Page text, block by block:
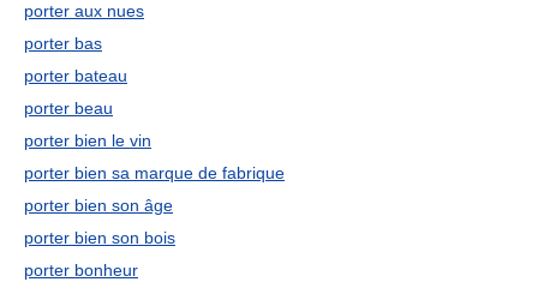
porter aux nues
porter bas
porter bateau
porter beau
porter bien le vin
porter bien sa marque de fabrique
porter bien son âge
porter bien son bois
porter bonheur